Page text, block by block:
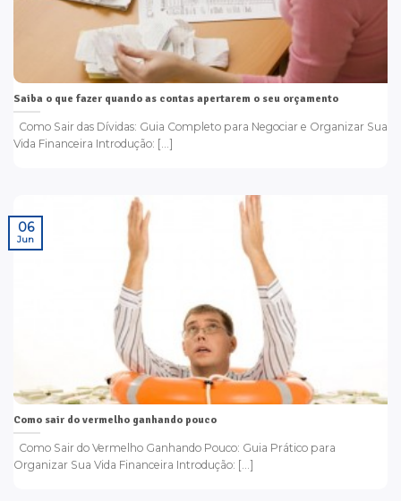
Saiba o que fazer quando as contas apertarem o seu orçamento
Como Sair das Dívidas: Guia Completo para Negociar e Organizar Sua
Vida Financeira Introdução: [...]
Como sair do vermelho ganhando pouco
Como Sair do Vermelho Ganhando Pouco: Guia Prático para
Organizar Sua Vida Financeira Introdução: [...]
06
Jun